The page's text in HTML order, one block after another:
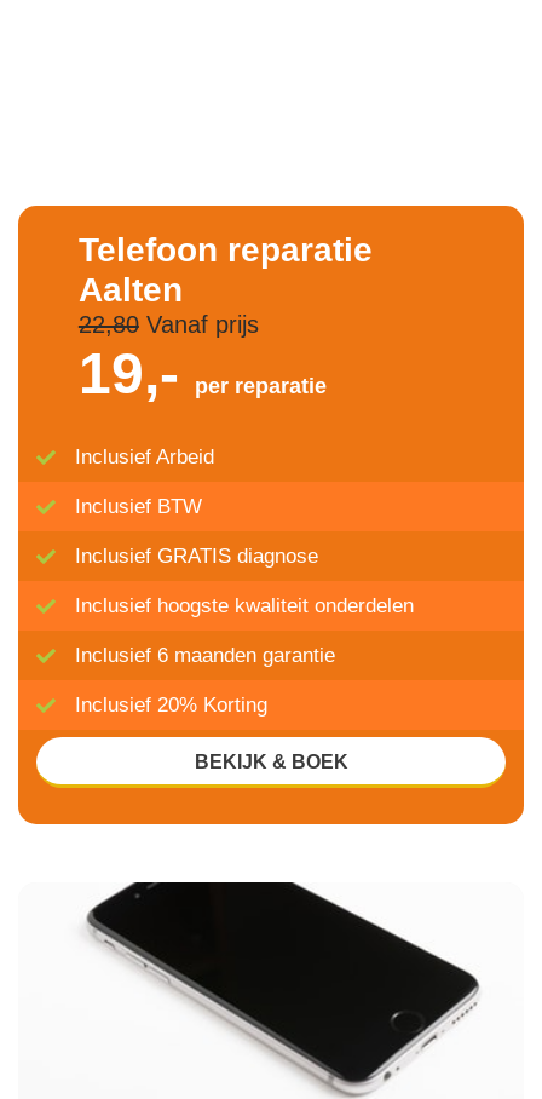
Telefoon reparatie
Aalten
22,80Vanaf prijs
19,- per reparatie
Inclusief Arbeid
Inclusief BTW
Inclusief GRATIS diagnose
Inclusief hoogste kwaliteit onderdelen
Inclusief 6 maanden garantie
Inclusief 20% Korting
BEKIJK & BOEK